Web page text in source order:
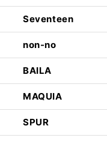
Seventeen
non-no
BAILA
MAQUIA
SPUR